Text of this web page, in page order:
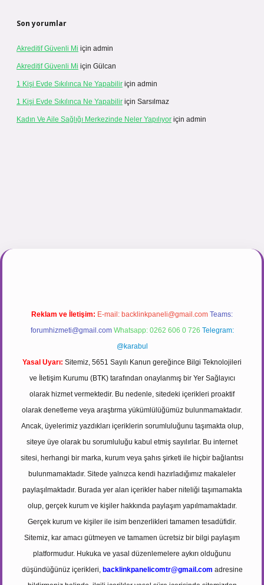
Son yorumlar
Akreditif Güvenli Mi için admin
Akreditif Güvenli Mi için Gülcan
1 Kişi Evde Sıkılınca Ne Yapabilir için admin
1 Kişi Evde Sıkılınca Ne Yapabilir için Sarsılmaz
Kadın Ve Aile Sağlığı Merkezinde Neler Yapılıyor için admin
Reklam ve İletişim: E-mail: backlinkpaneli@gmail.com Teams:
forumhizmeti@gmail.com Whatsapp: 0262 606 0 726 Telegram:
@karabul
Yasal Uyarı: Sitemiz, 5651 Sayılı Kanun gereğince Bilgi Teknolojileri
ve İletişim Kurumu (BTK) tarafından onaylanmış bir Yer Sağlayıcı
olarak hizmet vermektedir. Bu nedenle, sitedeki içerikleri proaktif
olarak denetleme veya araştırma yükümlülüğümüz bulunmamaktadır.
Ancak, üyelerimiz yazdıkları içeriklerin sorumluluğunu taşımakta olup,
siteye üye olarak bu sorumluluğu kabul etmiş sayılırlar. Bu internet
sitesi, herhangi bir marka, kurum veya şahıs şirketi ile hiçbir bağlantısı
bulunmamaktadır. Sitede yalnızca kendi hazırladığımız makaleler
paylaşılmaktadır. Burada yer alan içerikler haber niteliği taşımamakta
olup, gerçek kurum ve kişiler hakkında paylaşım yapılmamaktadır.
Gerçek kurum ve kişiler ile isim benzerlikleri tamamen tesadüfidir.
Sitemiz, kar amacı gütmeyen ve tamamen ücretsiz bir bilgi paylaşım
platformudur. Hukuka ve yasal düzenlemelere aykırı olduğunu
düşündüğünüz içerikleri, backlinkpanelicomtr@gmail.com adresine